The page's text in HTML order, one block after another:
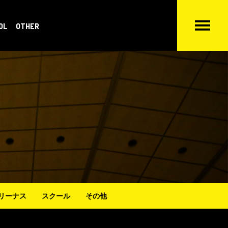
OTHER
ーナス スクール その他